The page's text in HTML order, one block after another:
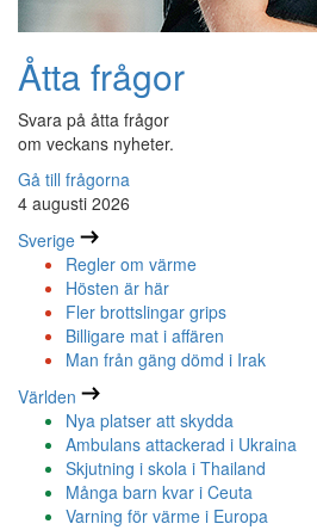
Åtta frågor
Svara på åtta frågor
om veckans nyheter.
Gå till frågorna
4 augusti 2026
Sverige
Regler om värme
Hösten är här
Fler brottslingar grips
Billigare mat i affären
Man från gäng dömd i Irak
Världen
Nya platser att skydda
Ambulans attackerad i Ukraina
Skjutning i skola i Thailand
Många barn kvar i Ceuta
Varning för värme i Europa